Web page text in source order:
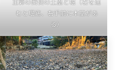
むと堀底、右手前に本堂があ
る）